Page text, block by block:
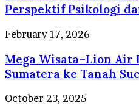
dan
Hati
Adem:
Panduan
Sehat
Jiwa
dan
dalam
Perspektif Psikologi
Mega
Lion
Air
Perluas
Akses
February 17, 2026
Mega Wisata–Lion Air
Sumatera ke Tanah
Madinah
October 23, 2025